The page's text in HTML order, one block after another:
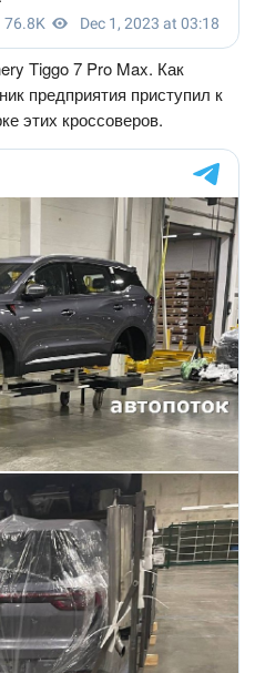
Tiggo 7 Pro Max. Как
предприятия приступил к
этих кроссоверов.